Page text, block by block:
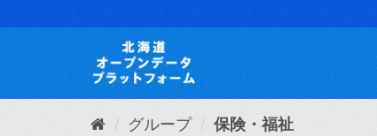
キ
て
グループ 保険・福祉